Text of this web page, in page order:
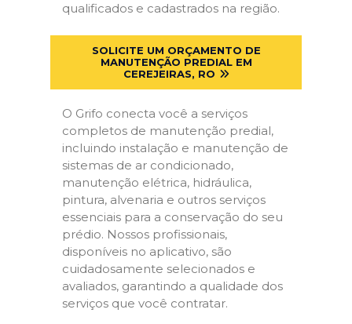
qualificados e cadastrados na região.
SOLICITE UM ORÇAMENTO DE
MANUTENÇÃO PREDIAL EM
CEREJEIRAS, RO
O Grifo conecta você a serviços
completos de manutenção predial,
incluindo instalação e manutenção de
sistemas de ar condicionado,
manutenção elétrica, hidráulica,
pintura, alvenaria e outros serviços
essenciais para a conservação do seu
prédio. Nossos profissionais,
disponíveis no aplicativo, são
cuidadosamente selecionados e
avaliados, garantindo a qualidade dos
serviços que você contratar.